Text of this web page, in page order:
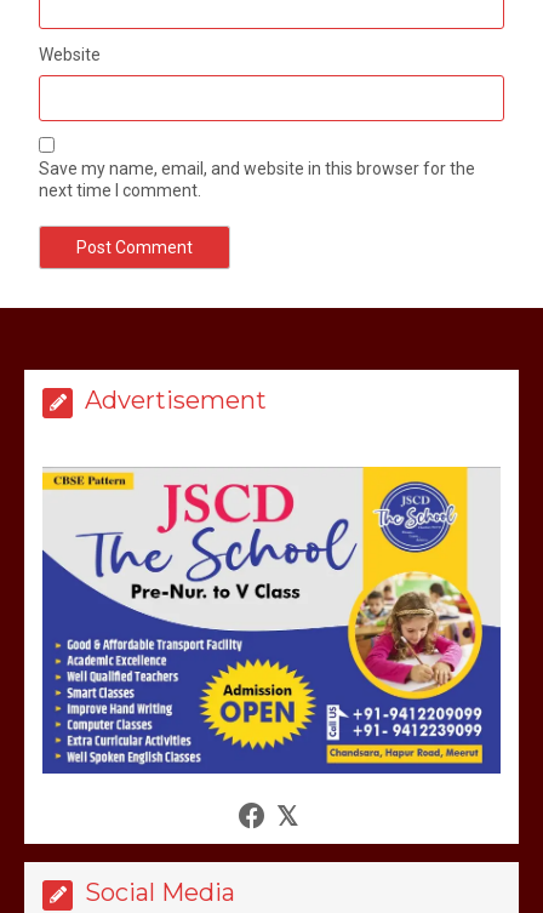
Website
Save my name, email, and website in this browser for the
next time I comment.
Advertisement
Social Media
उठाकर खाते कुत्ते का वीडियो इंटरनेट पर जमकर
हो रहा वायरल
होलिका रखने पर लात मार कर होलिका को किया
तहस नहस,मोहल्ले वालों के साथ की गई गाली
गलोच ,कहा अगर रखी गई होली तो होगा खून
March 11, 2025
आखिर क्यों जैनुल सालीकिन को शहर काजी नहीं
शफीकुर्रहमान रहमान ने